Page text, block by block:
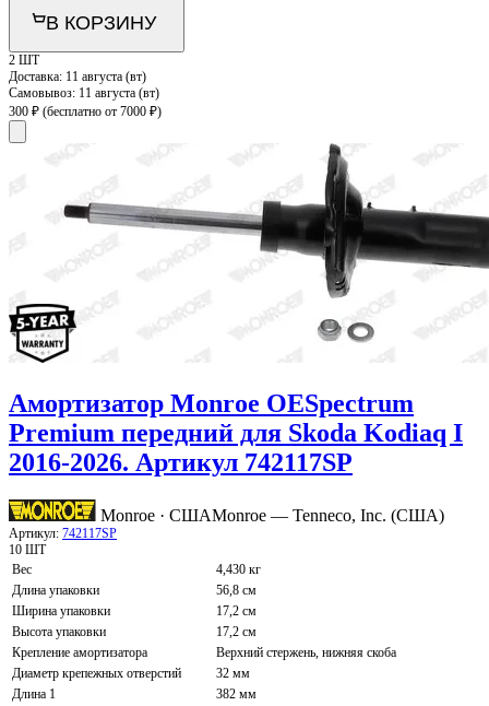
В КОРЗИНУ
2 ШТ
Доставка: 11 августа (вт)
Самовывоз: 11 августа (вт)
300 ₽ (бесплатно от 7000 ₽)
Амортизатор Monroe OESpectrum
Premium передний для Skoda Kodiaq I
2016-2026. Артикул 742117SP
Monroe · СШАMonroe — Tenneco, Inc. (США)
Артикул: 742117SP
10 ШТ
Вес
4,430 кг
Длина упаковки
56,8 см
Ширина упаковки
17,2 см
Высота упаковки
17,2 см
Крепление амортизатора
Верхний стержень, нижняя скоба
Диаметр крепежных отверстий
32 мм
Длина 1
382 мм